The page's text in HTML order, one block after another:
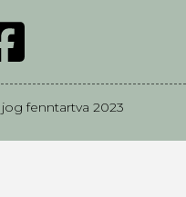
fenntartva 2023